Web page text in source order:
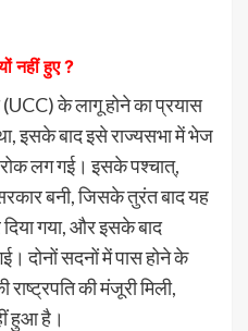
नहीं हुए ?
(UCC) के लागू होने का प्रयास
इसके बाद इसे राज्यसभा में भेज
रोक लग गई। इसके पश्चात्,
बनी, जिसके तुरंत बाद यह
गया, और इसके बाद
दोनों सदनों में पास होने के
की मंजूरी मिली,
हुआ है।